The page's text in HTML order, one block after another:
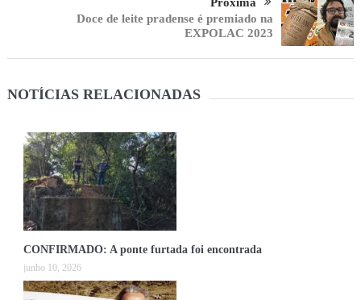
Doce de leite pradense é premiado na
EXPOLAC 2023
NOTÍCIAS RELACIONADAS
CONFIRMADO: A ponte furtada foi encontrada
junho 10, 2026